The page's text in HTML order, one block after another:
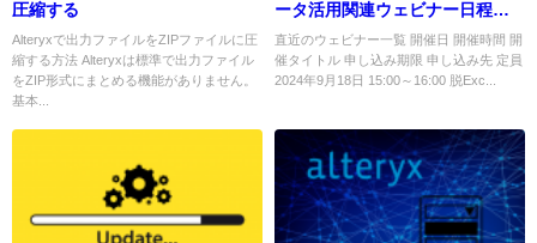
圧縮する
Alteryxで出力ファイルをZIPファイルに圧
縮する方法 Alteryxは標準で出力ファイル
をZIP形式にまとめる機能がありません。
基本...
ータ活用関連ウェビナー日程
（2024年9月）のご紹介
直近のウェビナー一覧 開催日 開催時間 開
催タイトル 申し込み期限 申し込み先 定員
2024年9月18日 15:00～16:00 脱Exc...